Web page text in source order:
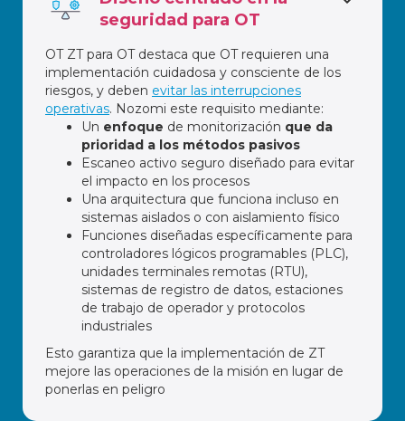
seguridad para OT
OT ZT para OT destaca que OT requieren una
implementación cuidadosa y consciente de los
riesgos, y deben evitar las interrupciones
operativas. Nozomi este requisito mediante:
Un enfoque de monitorización que da
prioridad a los métodos pasivos
Escaneo activo seguro diseñado para evitar
el impacto en los procesos
Una arquitectura que funciona incluso en
sistemas aislados o con aislamiento físico
Funciones diseñadas específicamente para
controladores lógicos programables (PLC),
unidades terminales remotas (RTU),
sistemas de registro de datos, estaciones
de trabajo de operador y protocolos
industriales
Esto garantiza que la implementación de ZT
mejore las operaciones de la misión en lugar de
ponerlas en peligro